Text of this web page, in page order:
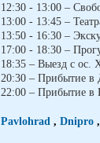
12:30 - 13:00 –
13:00 - 13:45 –
13:50 - 16:30 –
17:00 - 18:30 –
18:35 – Выезд с ос.
20:30 – Прибытие в
22:00 – Прибытие в
Pavlohrad , Dnipro ,